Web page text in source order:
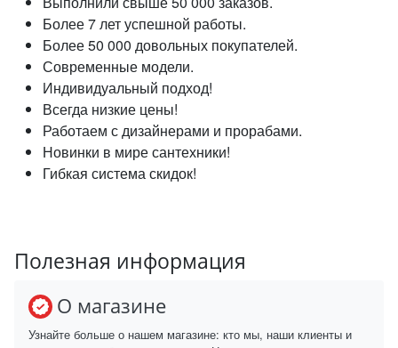
Более 7 лет успешной работы.
Более 50 000 довольных покупателей.
Современные модели.
Индивидуальный подход!
Всегда низкие цены!
Работаем с дизайнерами и прорабами.
Новинки в мире сантехники!
Гибкая система скидок!
Полезная информация
О магазине
Узнайте больше о нашем магазине: кто мы, наши клиенты и